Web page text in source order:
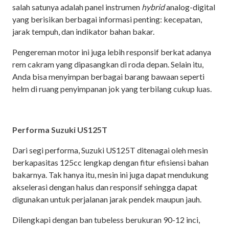
salah satunya adalah panel instrumen hybridanalog-digital
yang berisikan berbagai informasi penting: kecepatan,
jarak tempuh, dan indikator bahan bakar.
Pengereman motor ini juga lebih responsif berkat adanya
rem cakram yang dipasangkan di roda depan. Selain itu,
Anda bisa menyimpan berbagai barang bawaan seperti
helm di ruang penyimpanan jok yang terbilang cukup luas.
Performa Suzuki US125T
Dari segi performa, Suzuki US125T ditenagai oleh mesin
berkapasitas 125cc lengkap dengan fitur efisiensi bahan
bakarnya. Tak hanya itu, mesin ini juga dapat mendukung
akselerasi dengan halus dan responsif sehingga dapat
digunakan untuk perjalanan jarak pendek maupun jauh.
Dilengkapi dengan ban tubeless berukuran 90-12 inci,